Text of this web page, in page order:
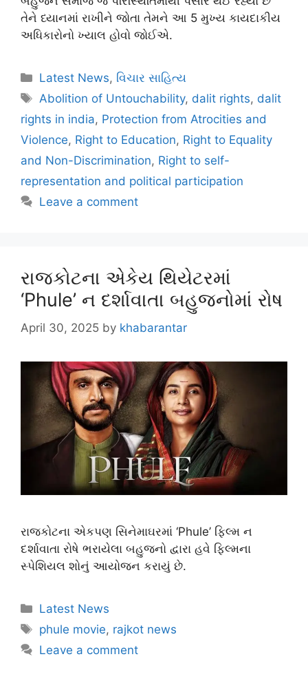
તેને ધ્યાનમાં રાખીને જોતા તેમને આ 5 મુખ્ય કાયદાકીય
અધિકારોનો ખ્યાલ હોવો જોઈએ.
Latest News, વિચાર સાહિત્ય
Abolition of Untouchability, dalit rights, dalit
rights in india, Protection from Atrocities and
Violence, Right to Education, Right to Equality
and Non-Discrimination, Right to self-
representation and political participation
Leave a comment
રાજકોટના એકેય થિયેટરમાં
‘Phule’ ન દર્શાવાતા બહુજનોમાં રોષ
April 30, 2025 by khabarantar
રાજકોટના એકપણ સિનેમાઘરમાં ‘Phule’ ફિલ્મ ન
દર્શાવાતા રોષે ભરાયેલા બહુજનો દ્વારા હવે ફિલ્મના
સ્પેશિયલ શોનું આયોજન કરાયું છે.
Latest News
phule movie, rajkot news
Leave a comment